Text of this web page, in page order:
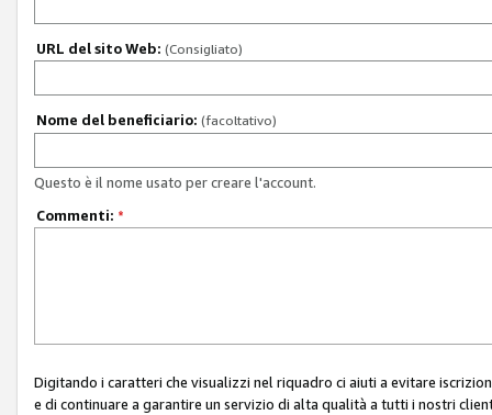
URL del sito Web: (Consigliato)
Nome del beneficiario: (facoltativo)
Questo è il nome usato per creare l'account.
Commenti: *
Digitando i caratteri che visualizzi nel riquadro ci aiuti a evitare
e di continuare a garantire un servizio di alta qualità a tutti i nostri